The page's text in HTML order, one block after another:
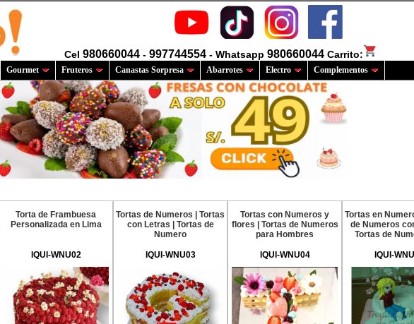
Cel 980660044 - 997744554 - Whatsapp 980660044 Carrito:
Gourmet Fruteros Canastas Sorpresa Abarrotes Electro Complementos
Torta de Frambuesa
Personalizada en Lima
IQUI-WNU02
Tortas de Numeros | Tortas
con Letras | Tortas de
Numero
IQUI-WNU03
Tortas con Numeros y
flores | Tortas de Numeros
para Hombres
IQUI-WNU04
Tortas en
de Numeros
Tortas de
IQUI-